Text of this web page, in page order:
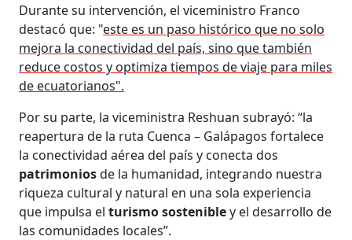
Durante su intervención, el viceministro Franco
destacó que: "este es un paso histórico que no solo
mejora la conectividad del país, sino que también
reduce costos y optimiza tiempos de viaje para miles
de ecuatorianos".
Por su parte, la viceministra Reshuan subrayó: “la
reapertura de la ruta Cuenca – Galápagos fortalece
la conectividad aérea del país y conecta dos
patrimoniosde la humanidad, integrando nuestra
riqueza cultural y natural en una sola experiencia
que impulsa elturismosostenibley el desarrollo de
las comunidades locales”.